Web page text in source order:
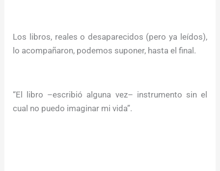
Los libros, reales o desaparecidos (pero ya leídos),
lo acompañaron, podemos suponer, hasta el final.
“El libro –escribió alguna vez– instrumento sin el
cual no puedo imaginar mi vida”.